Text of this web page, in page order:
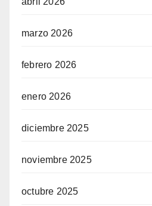
marzo 2026
febrero 2026
enero 2026
diciembre 2025
noviembre 2025
octubre 2025